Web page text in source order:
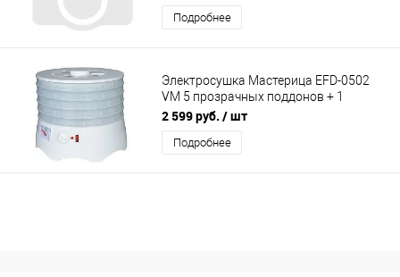
Подробнее
Электросушка Мастерица EFD-0502
VM 5 прозрачных поддонов + 1
поддон для пастилы
2 599 руб. / шт
Подробнее